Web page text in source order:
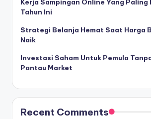
Kerja Sampingan Online Yang Paling
Tahun Ini
Strategi Belanja Hemat Saat Harga
Naik
Investasi Saham Untuk Pemula
Pantau Market
Recent Comments